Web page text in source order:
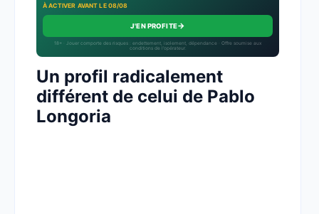
À ACTIVER AVANT LE 08/08
J'EN PROFITE→
18+ · Jouer comporte des risques : endettement, isolement, dépendance · Offre soumise aux
conditions de l’opérateur.
Un profil radicalement
différent de celui de Pablo
Longoria